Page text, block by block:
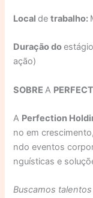
Localdetrabalho:
Duraçãodo
ação)
SOBRE A
A Perfection
no em
ndo eventos
nguísticas e
Buscamos